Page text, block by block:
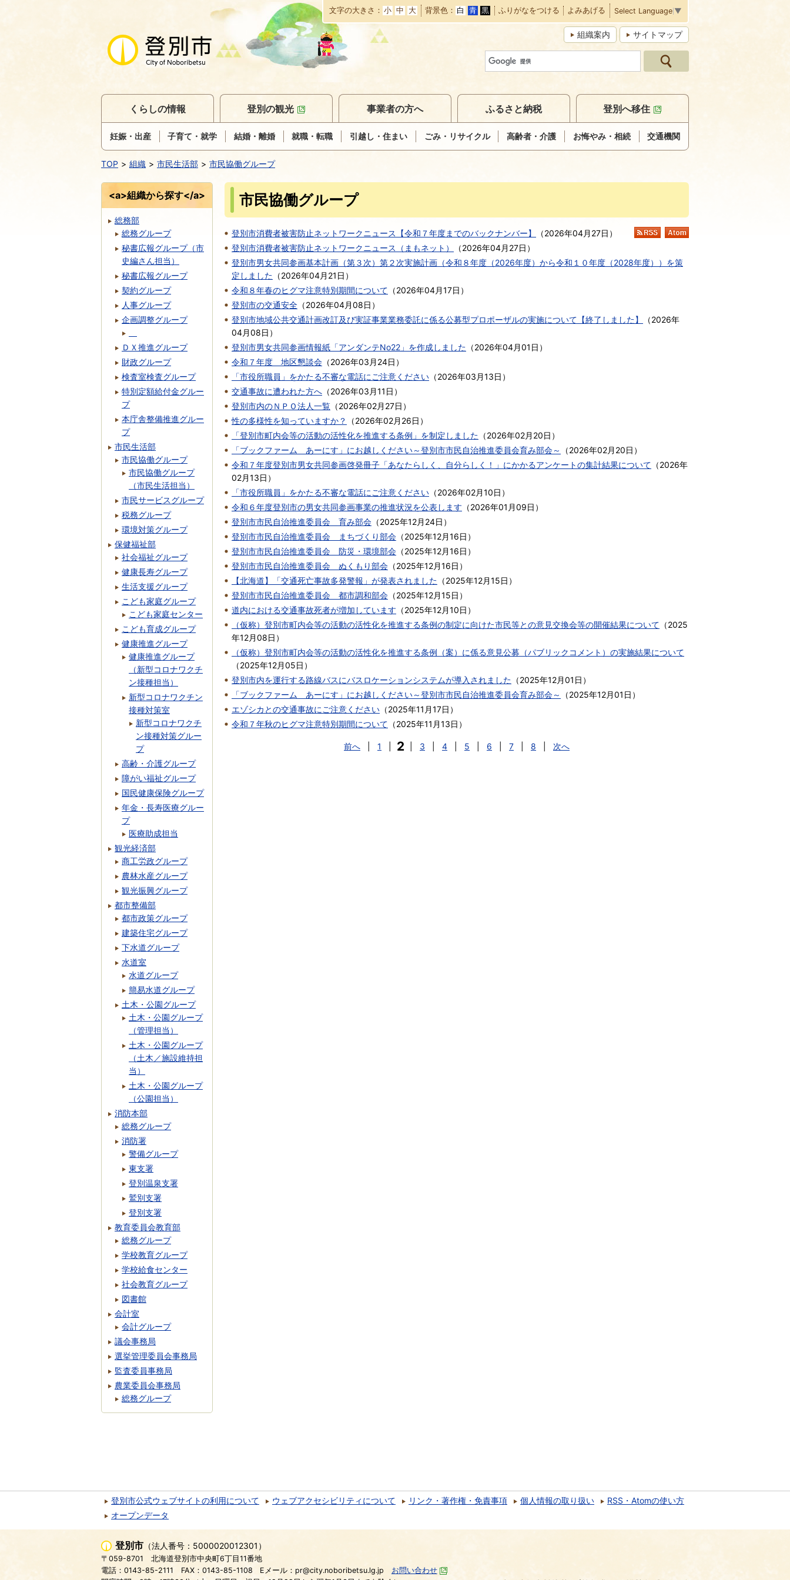
本
文
へ
移
動
文字の大きさ 小 中 大 背景色 白 青 黒 ふりがなをつける よみあげる Select Language ▼
組織案内 サイトマップ
くらしの情報
妊娠・出産 子育て・就学 結婚・離婚 就職・転職 引越し・住まい ごみ・リサイクル 高齢者・介護 お悔やみ・相続 交通機関
登別の観光 事業者の方へ ふるさと納税 登別へ移住
TOP 組織 市民生活部 市民協働グループ
市民協働グループ
RSS
登別市消費者被害防止ネットワークニュース【令和７年度までのバックナンバー】 （2026年04月27日 ）
登別市消費者被害防止ネットワークニュース（まもネット）
（2026年04月27日 ）
登別市男女共同参画基本計画（第３次）第２次実施計画（令和８年度（2026年度）から令和１０年度（2028年度））を策
定しました （2026年04月21日 ）
令和８年春のヒグマ注意特別期間について （2026年04月17日 ）
登別市の交通安全 （2026年04月08日 ）
登別市地域公共交通計画改訂及び実証事業業務委託に係る公募型プロポーザルの実施について【終了しました】
（2026年
04月08日 ）
登別市男女共同参画情報紙「アンダンテNo22」を作成しました （2026年04月01日 ）
令和７年度 地区懇談会 （2026年03月24日 ）
「市役所職員」をかたる不審な電話にご注意ください （2026年03月13日 ）
交通事故に遭われた方へ （2026年03月11日 ）
登別市内のＮＰＯ法人一覧 （2026年02月27日 ）
性の多様性を知っていますか？
（2026年02月26日 ）
「登別市町内会等の活動の活性化を推進する条例」を制定しました （2026年02月20日 ）
「ブックファーム あーにす」にお越しください～登別市市民自治推進委員会育み部会～
（2026年02月20日 ）
令和７年度登別市男女共同参画啓発冊子「あなたらしく、自分らしく！」にかかるアンケートの集計結果について （2026年
02月13日 ）
「市役所職員」をかたる不審な電話にご注意ください （2026年02月10日 ）
令和６年度登別市の男女共同参画事業の推進状況を公表します （2026年01月09日 ）
登別市市民自治推進委員会 育み部会 （2025年12月24日 ）
登別市市民自治推進委員会 まちづくり部会 （2025年12月16日 ）
登別市市民自治推進委員会 防災・環境部会 （2025年12月16日 ）
登別市市民自治推進委員会 ぬくもり部会 （2025年12月16日 ）
【北海道】「交通死亡事故多発警報」が発表されました （2025年12月15日 ）
登別市市民自治推進委員会 都市調和部会 （2025年12月15日 ）
道内における交通事故死者が増加しています （2025年12月10日 ）
（仮称）登別市町内会等の活動の活性化を推進する条例の制定に向けた市民等との意見交換会等の開催結果について （2025
年12月08日 ）
（仮称）登別市町内会等の活動の活性化を推進する条例（案）に係る意見公募（パブリックコメント）の実施結果について
（2025年12月05日 ）
登別市内を運行する路線バスにバスロケーションシステムが導入されました （2025年12月01日 ）
「ブックファーム あーにす」にお越しください～登別市市民自治推進委員会育み部会～
（2025年12月01日 ）
エゾシカとの交通事故にご注意ください （2025年11月17日 ）
令和７年秋のヒグマ注意特別期間について （2025年11月13日 ）
前へ 1 2 3 4 5 6 7 8 次へ
<a>組織から探す</a>
総務部
総務グループ
秘書広報グループ（市
史編さん担当）
秘書広報グループ
契約グループ
人事グループ
企画調整グループ
ＤＸ推進グループ
財政グループ
検査室検査グループ
特別定額給付金グルー
プ
本庁舎整備推進グルー
プ
市民生活部
市民協働グループ
市民協働グループ
（市民生活担当）
市民サービスグループ
税務グループ
環境対策グループ
保健福祉部
社会福祉グループ
健康長寿グループ
生活支援グループ
こども家庭グループ
こども家庭センター
こども育成グループ
健康推進グループ
健康推進グループ
（新型コロナワクチ
ン接種担当）
新型コロナワクチン
接種対策室
新型コロナワクチ
ン接種対策グルー
プ
高齢・介護グループ
障がい福祉グループ
国民健康保険グループ
年金・長寿医療グルー
プ
医療助成担当
観光経済部
商工労政グループ
農林水産グループ
観光振興グループ
都市整備部
都市政策グループ
建築住宅グループ
下水道グループ
水道室
水道グループ
簡易水道グループ
土木・公園グループ
土木・公園グループ
（管理担当）
土木・公園グループ
（土木／施設維持担
当）
土木・公園グループ
（公園担当）
消防本部
総務グループ
消防署
警備グループ
東支署
登別温泉支署
鷲別支署
登別支署
教育委員会教育部
総務グループ
学校教育グループ
学校給食センター
社会教育グループ
図書館
会計室
会計グループ
議会事務局
選挙管理委員会事務局
監査委員事務局
農業委員会事務局
総務グループ
登別市公式ウェブサイトの利用について ウェブアクセシビリティについて リンク・著作権・免責事項 個人情報の取り扱い
RSS・Atomの使い方
オープンデータ
登別市 （法人番号：5000020012301）
〒059-8701
北海道登別市中央町6丁目11番地
電話：0143-85-2111
FAX：0143-85-1108 Eメール：pr@city.noboribetsu.lg.jp
お問い合わせ